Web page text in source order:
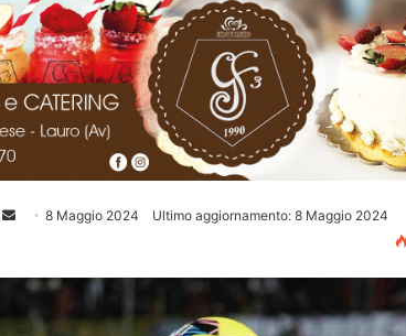
Invia 8 Maggio 2024
Ultimo aggiornamento: 8 Maggio 2024